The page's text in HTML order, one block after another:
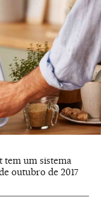
tem um sistema
outubro de 2017